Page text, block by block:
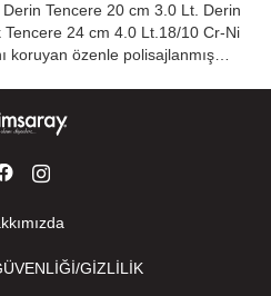
Tencere 20 cm 3.0 Lt. Derin
Tencere 24 cm 4.0 Lt.18/10 Cr-Ni
koruyan özenle polisajlanmış…
GİZLİLİK